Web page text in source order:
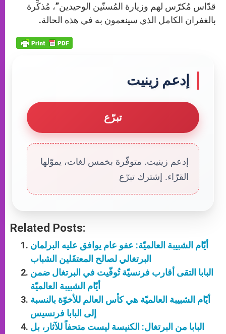
قدّاس مُكرّس لهم وزيارة المُسنّين الوحيدين”، مُذكِّرة
بالغفران الكامل الذي سينعمون به في هذه الحالة.
إدعم زينيت
تبرّع
إدعم زينيت. متوفّرة بخمس لغات، يموّلها
القرّاء. إشترك تبرّع
Related Posts:
أيّام الشبيبة العالميّة: عفو عام يوافق عليه البرلمان
البرتغالي لصالح المعتقَلين الشباب
البابا التقى أقارب فرنسيّة تُوفّيت في البرتغال ضمن
أيّام الشبيبة العالميّة
أيّام الشبيبة العالميّة هي كأس العالم للأخوّة بالنسبة
إلى البابا فرنسيس
البابا من البرتغال: الكنيسة ليست متحفاً للآثار، بل